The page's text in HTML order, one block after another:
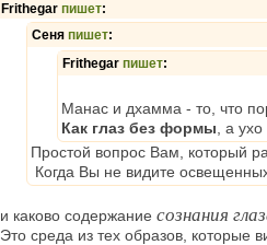
Frithegar пишет:
Сеня пишет:
Frithegar пишет:
Манас и дхамма - то, что
Как глаз без формы , а
Простой вопрос Вам, который
Когда Вы не видите
и каково содержание сознания
Это среда из тех образов, которые